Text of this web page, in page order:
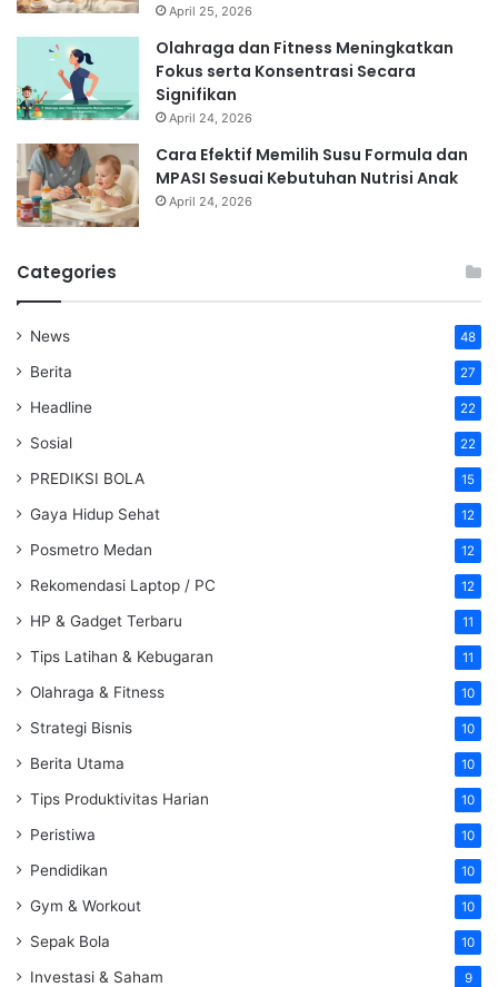
April 25, 2026
Olahraga dan Fitness Meningkatkan
Fokus serta Konsentrasi Secara
Signifikan
April 24, 2026
Cara Efektif Memilih Susu Formula dan
MPASI Sesuai Kebutuhan Nutrisi Anak
April 24, 2026
Categories
News 48
Berita 27
Headline 22
Sosial 22
PREDIKSI BOLA 15
Gaya Hidup Sehat 12
Posmetro Medan 12
Rekomendasi Laptop / PC 12
HP & Gadget Terbaru 11
Tips Latihan & Kebugaran 11
Olahraga & Fitness 10
Strategi Bisnis 10
Berita Utama 10
Tips Produktivitas Harian 10
Peristiwa 10
Pendidikan 10
Gym & Workout 10
Sepak Bola 10
Investasi & Saham 9